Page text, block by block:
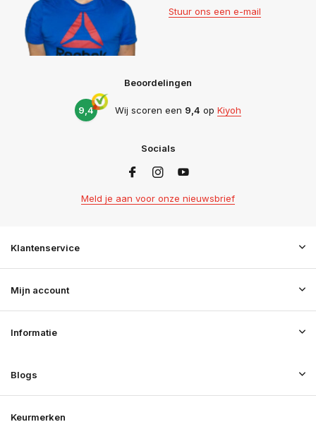
Stuur ons een e-mail
Beoordelingen
9,4 Wij scoren een 9,4 op Kiyoh
Socials
Meld je aan voor onze nieuwsbrief
Klantenservice
Mijn account
Informatie
Blogs
Keurmerken